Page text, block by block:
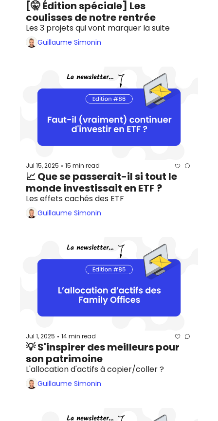
[🤫 Édition spéciale] Les
coulisses de notre rentrée
Les 3 projets qui vont marquer la suite
Guillaume Simonin
Jul 15, 2025 • 15 min read
📈 Que se passerait-il si tout le
monde investissait en ETF ?
Les effets cachés des ETF
Guillaume Simonin
Jul 1, 2025 • 14 min read
💡 S'inspirer des meilleurs pour
son patrimoine
L'allocation d'actifs à copier/coller ?
Guillaume Simonin